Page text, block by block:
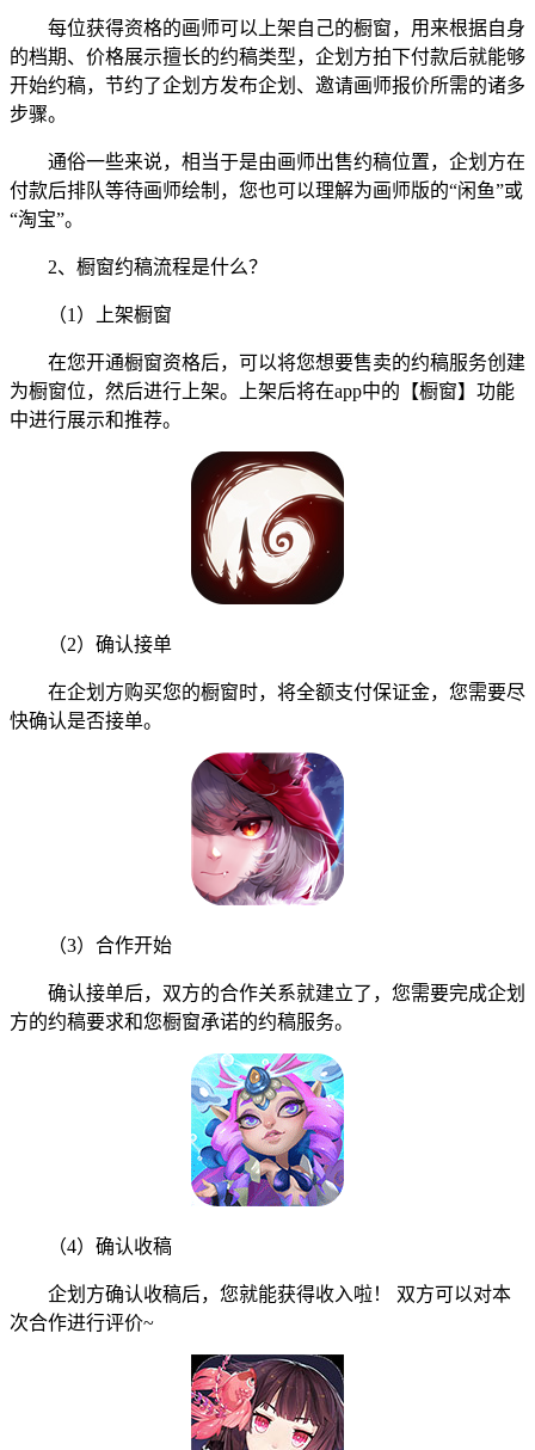
每位获得资格的画师可以上架自己的橱窗，用来根据自身
的档期、价格展示擅长的约稿类型，企划方拍下付款后就能够
开始约稿，节约了企划方发布企划、邀请画师报价所需的诸多
步骤。
通俗一些来说，相当于是由画师出售约稿位置，企划方在
付款后排队等待画师绘制，您也可以理解为画师版的“闲鱼”或
“淘宝”。
2、橱窗约稿流程是什么？
（1）上架橱窗
在您开通橱窗资格后，可以将您想要售卖的约稿服务创建
为橱窗位，然后进行上架。上架后将在app中的【橱窗】功能
中进行展示和推荐。
（2）确认接单
在企划方购买您的橱窗时，将全额支付保证金，您需要尽
快确认是否接单。
（3）合作开始
确认接单后，双方的合作关系就建立了，您需要完成企划
方的约稿要求和您橱窗承诺的约稿服务。
（4）确认收稿
企划方确认收稿后，您就能获得收入啦！ 双方可以对本
次合作进行评价~